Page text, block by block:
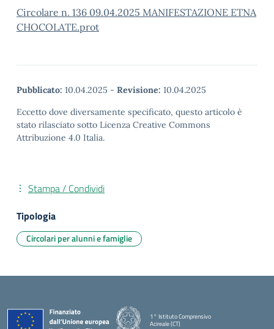
Circolare n. 136 09.04.2025 MANIFESTAZIONE ETNA
CHOCOLATE.prot
Pubblicato: 10.04.2025 - Revisione: 10.04.2025
Eccetto dove diversamente specificato, questo articolo è
stato rilasciato sotto Licenza Creative Commons
Attribuzione 4.0 Italia.
Stampa / Condividi
Tipologia
Circolari per alunni e famiglie
1° Istituto Comprensivo
Acireale (CT)